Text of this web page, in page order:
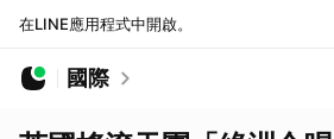
在LINE應用程式中開啟。
國際